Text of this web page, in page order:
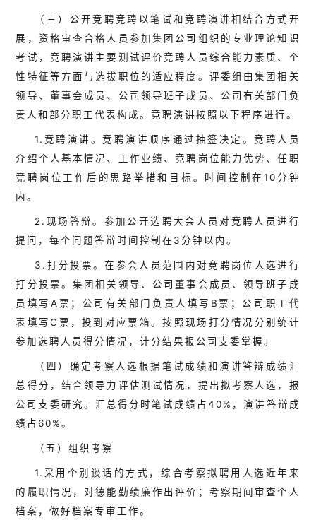
（三）公开竞聘竞聘以笔试和竞聘演讲相结合方式开
展，资格审查合格人员参加集团公司组织的专业理论知识
考试，竞聘演讲主要测试评价竞聘人员综合能力素质、个
性特征等方面与选拔职位的适应程度。评委组由集团相关
领导、董事会成员、公司领导班子成员、公司有关部门负
责人和部分职工代表构成。竞聘演讲按照以下程序进行。
1.竞聘演讲。竞聘演讲顺序通过抽签决定。竞聘人员
介绍个人基本情况、工作业绩、竞聘岗位能力优势、任职
竞聘岗位工作后的思路举措和目标。时间控制在10分钟
内。
2.现场答辩。参加公开选聘大会人员对竞聘人员进行
提问，每个问题答辩时间控制在3分钟以内。
3.打分投票。在参会人员范围内对竞聘岗位人选进行
打分投票。集团相关领导、公司董事会成员、领导班子成
员填写A票；公司有关部门负责人填写B票；公司职工代
表填写C票，投到对应票箱。按照现场打分情况分别统计
参加选聘人员得分情况，计分结果报公司支委掌握。
（四）确定考察人选根据笔试成绩和演讲答辩成绩汇
总得分，结合领导力评估测试情况，提出拟考察人选，报
公司支委研究。汇总得分时笔试成绩占40%，演讲答辩成
绩占60%。
（五）组织考察
1. 采用个别谈话的方式，综合考察拟聘用人选近年来
的履职情况，对德能勤绩廉作出评价；考察期间审查个人
档案，做好档案专审工作。